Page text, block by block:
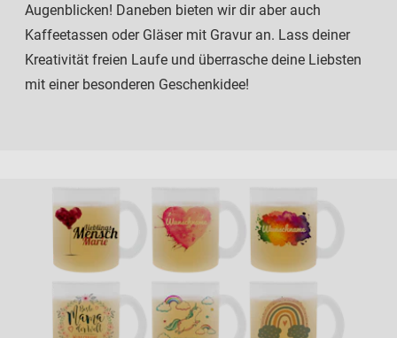
Augenblicken! Daneben bieten wir dir aber auch
Kaffeetassen oder Gläser mit Gravur an. Lass deiner
Kreativität freien Laufe und überrasche deine Liebsten
mit einer besonderen Geschenkidee!